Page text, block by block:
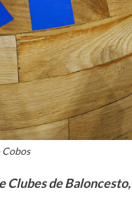
Clubes de
La entrevista bTactic
La entrevista
mayo 7, 2026
0
Nos hacemos
que el próximo 20
cuarto cumpleaños.
sus cambios. Cambio